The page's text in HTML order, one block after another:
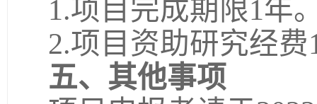
1.项目完成期限1年
2.项目资助研究经费
五、其他事项